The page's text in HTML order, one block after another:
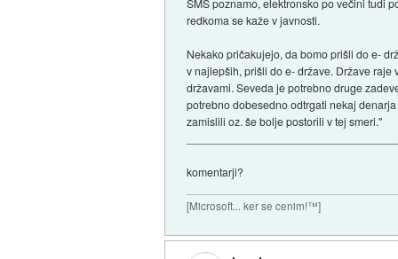
SMS poznamo, elektronsko po večini tudi
redkoma se kaže v javnosti.
Nekako pričakujejo, da bomo prišli do e-
v najlepših, prišli do e- države. Države
državami. Seveda je potrebno druge
potrebno dobesedno odtrgati nekaj
zamislili oz. še bolje postorili v tej smeri."
komentarji?
[Microsoft... ker se cenim!™]